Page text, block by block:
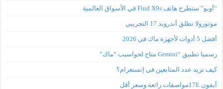
“أوبو” ستطرح هاتف Find X9s في الأسواق العالمية
موتورولا تطلق أندرويد 17 التجريبي
أفضل 5 أدوات لأجهزة ماك في 2026
رسميا تطبيق “Gemini متاح لحواسيب “ماك”
كيف تزيد عدد المتابعين في إنستغرام؟
آيفون 17Eمواصفات رائعة وسعر أقل